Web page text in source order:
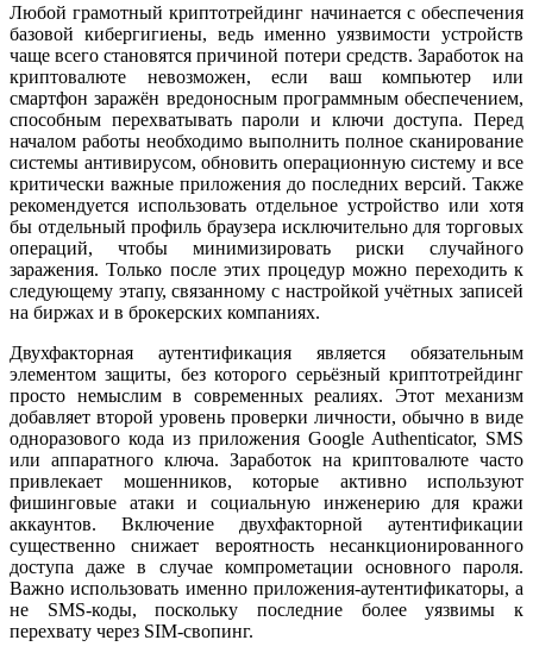
Любой грамотный криптотрейдинг начинается с обеспечения
базовой кибергигиены, ведь именно уязвимости устройств
чаще всего становятся причиной потери средств. Заработок на
криптовалюте невозможен, если ваш компьютер или
смартфон заражён вредоносным программным обеспечением,
способным перехватывать пароли и ключи доступа. Перед
началом работы необходимо выполнить полное сканирование
системы антивирусом, обновить операционную систему и все
критически важные приложения до последних версий. Также
рекомендуется использовать отдельное устройство или хотя
бы отдельный профиль браузера исключительно для торговых
операций, чтобы минимизировать риски случайного
заражения. Только после этих процедур можно переходить к
следующему этапу, связанному с настройкой учётных записей
на биржах и в брокерских компаниях.
Двухфакторная аутентификация является обязательным
элементом защиты, без которого серьёзный криптотрейдинг
просто немыслим в современных реалиях. Этот механизм
добавляет второй уровень проверки личности, обычно в виде
одноразового кода из приложения Google Authenticator, SMS
или аппаратного ключа. Заработок на криптовалюте часто
привлекает мошенников, которые активно используют
фишинговые атаки и социальную инженерию для кражи
аккаунтов. Включение двухфакторной аутентификации
существенно снижает вероятность несанкционированного
доступа даже в случае компрометации основного пароля.
Важно использовать именно приложения-аутентификаторы, а
не SMS-коды, поскольку последние более уязвимы к
перехвату через SIM-свопинг.